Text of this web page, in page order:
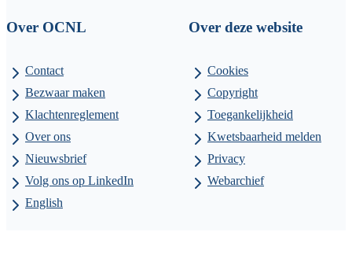
Over OCNL
Contact
Bezwaar maken
Klachtenreglement
Over ons
Nieuwsbrief
Volg ons op LinkedIn
English
Over deze website
Cookies
Copyright
Toegankelijkheid
Kwetsbaarheid melden
Privacy
Webarchief